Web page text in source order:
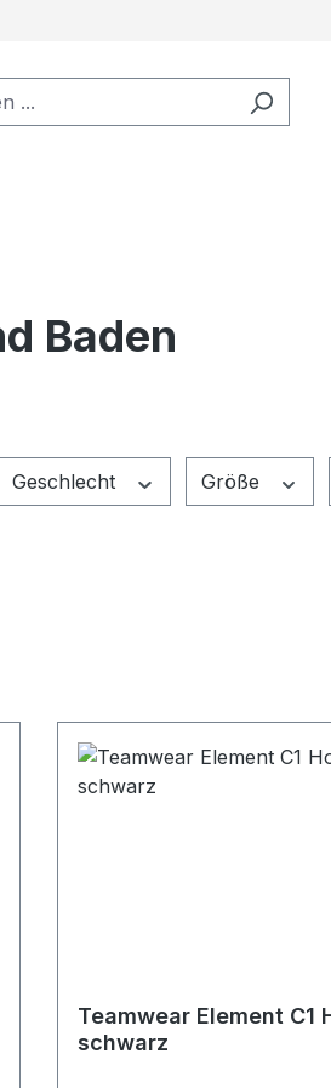
Baden
Geschlecht Größe
Teamwear Element C1
schwarz